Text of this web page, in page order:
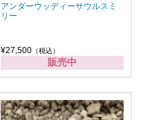
アンダーウッディーサウルスミ
リー
¥27,500 （税込）
販売中